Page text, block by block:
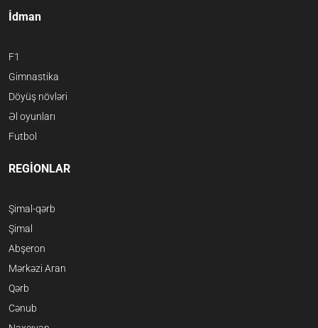
İdman
F1
Gimnastika
Döyüş növləri
Əl oyunları
Futbol
REGİONLAR
Şimal-qərb
Şimal
Abşeron
Mərkəzi Aran
Qərb
Cənub